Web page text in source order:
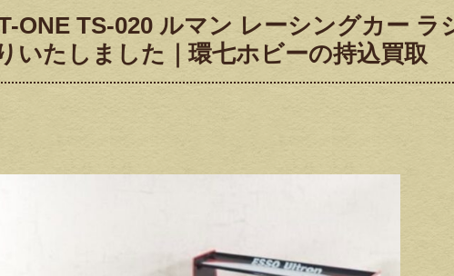
ONE TS-020 ルマン レーシングカー ラ
いたしました｜環七ホビーの持込買取